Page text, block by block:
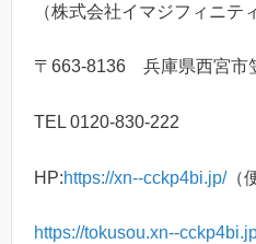
（株式会社イマジフィニテ
〒663-8136 兵庫県西宮市
TEL 0120-830-222
HP:https://xn--cckp4bi.jp/（
https://tokusou.xn--